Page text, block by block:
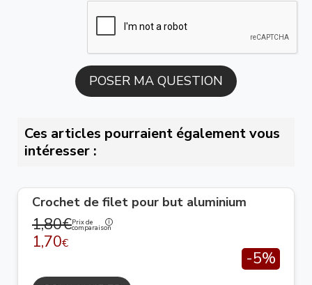
Ces articles pourraient également vous
intéresser :
Crochet de filet pour but aluminium
1,80€Prix de
comparaison
1,70€
-5%